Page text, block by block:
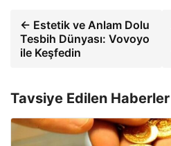
← Estetik ve Anlam Dolu
Tesbih Dünyası: Vovoyo
ile Keşfedin
Tavsiye Edilen Haberler